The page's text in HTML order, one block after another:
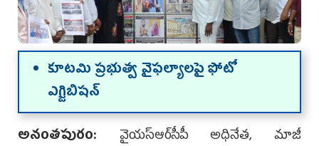
కూటమి ప్రభుత్వ వైఫల్యాలపై ఫోటో
ఎగ్జిబిషన్
అనంత‌పురం: వైయ‌స్ఆర్‌సీపీ అధినేత, మాజీ